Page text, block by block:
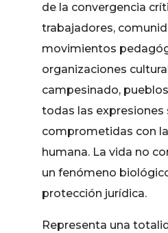
de la convergencia
trabajadores,
movimientos
organizaciones
campesinado,
todas las expresiones
comprometidas con
humana. La vida no
un fenómeno
protección jurídica.
Representa una